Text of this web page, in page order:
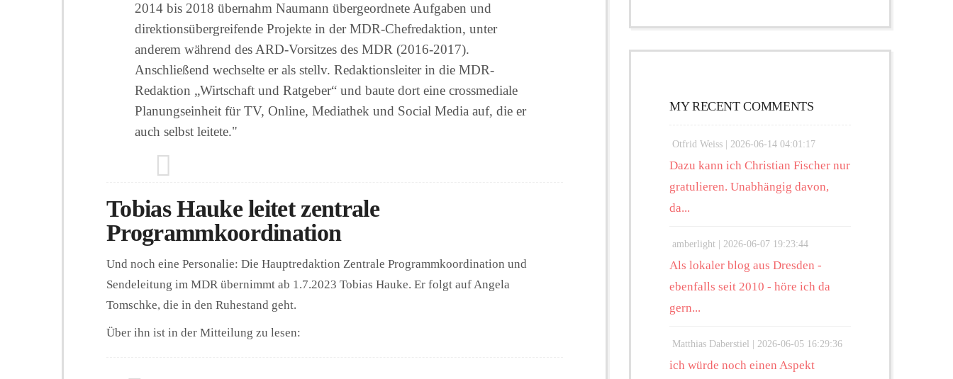
2014 bis 2018 übernahm Naumann übergeordnete Aufgaben und
direktionsübergreifende Projekte in der MDR-Chefredaktion, unter
anderem während des ARD-Vorsitzes des MDR (2016-2017).
Anschließend wechselte er als stellv. Redaktionsleiter in die MDR-
Redaktion „Wirtschaft und Ratgeber“ und baute dort eine crossmediale
Planungseinheit für TV, Online, Mediathek und Social Media auf, die er
auch selbst leitete."
Tobias Hauke leitet zentrale
Programmkoordination
Und noch eine Personalie: Die Hauptredaktion Zentrale Programmkoordination und
Sendeleitung im MDR übernimmt ab 1.7.2023 Tobias Hauke. Er folgt auf Angela
Tomschke, die in den Ruhestand geht.
Über ihn ist in der Mitteilung zu lesen:
MY RECENT COMMENTS
Otfrid Weiss | 2026-06-14 04:01:17
Dazu kann ich Christian Fischer nur
gratulieren. Unabhängig davon,
da...
amberlight | 2026-06-07 19:23:44
Als lokaler blog aus Dresden -
ebenfalls seit 2010 - höre ich da
gern...
Matthias Daberstiel | 2026-06-05 16:29:36
ich würde noch einen Aspekt